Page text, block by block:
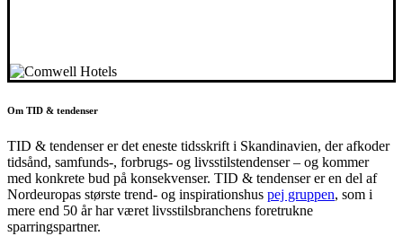
Om TID & tendenser
TID & tendenser er det eneste tidsskrift i Skandinavien, der afkoder
tidsånd, samfunds-, forbrugs- og livsstilstendenser – og kommer
med konkrete bud på konsekvenser. TID & tendenser er en del af
Nordeuropas største trend- og inspirationshus pej gruppen, som i
mere end 50 år har været livsstilsbranchens foretrukne
sparringspartner.